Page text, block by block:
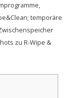
temporäre
zu R-Wipe &